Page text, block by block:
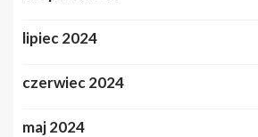
lipiec 2024
czerwiec 2024
maj 2024